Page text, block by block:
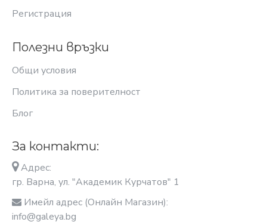
Регистрация
Полезни връзки
Общи условия
Политика за поверителност
Блог
За контакти:
Адрес:
гр. Варна, ул. "Академик Курчатов" 1
Имейл адрес (Онлайн Магазин):
info@galeya.bg